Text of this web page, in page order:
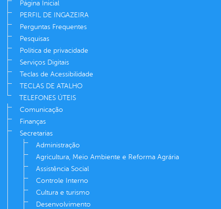
Página Inicial
PERFIL DE INGAZEIRA
Perguntas Frequentes
Pesquisas
Política de privacidade
Serviços Digitais
Teclas de Acessibilidade
TECLAS DE ATALHO
TELEFONES ÚTEIS
Comunicação
Finanças
Secretarias
Administração
Agricultura, Meio Ambiente e Reforma Agrária
Assistência Social
Controle Interno
Cultura e turismo
Desenvolvimento